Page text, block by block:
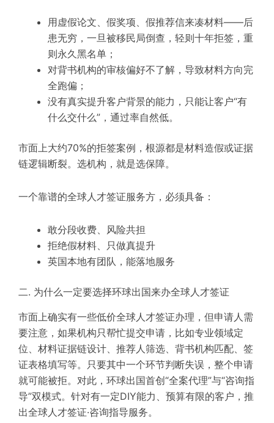
用虚假论文、假奖项、假推荐信来凑材料——后
患无穷，一旦被移民局倒查，轻则十年拒签，重
则永久黑名单；
对背书机构的审核偏好不了解，导致材料方向完
全跑偏；
没有真实提升客户背景的能力，只能让客户“有
什么交什么”，通过率自然低。
市面上大约70%的拒签案例，根源都是材料造假或证据
链逻辑断裂。选机构，就是选保障。
一个靠谱的全球人才签证服务方，必须具备：
敢分段收费、风险共担
拒绝假材料、只做真提升
英国本地有团队，能落地服务
二. 为什么一定要选择环球出国来办全球人才签证
市面上确实有一些低价全球人才签证办理，但申请人需
要注意，如果机构只帮忙提交申请，比如专业领域定
位、材料证据链设计、推荐人筛选、背书机构匹配、签
证表格填写等。只要其中一个环节判断失误，整个申请
就可能被拒。对此，环球出国首创“全案代理”与“咨询指
导”双模式。针对有一定DIY能力、预算有限的客户，推
出全球人才签证·咨询指导服务。